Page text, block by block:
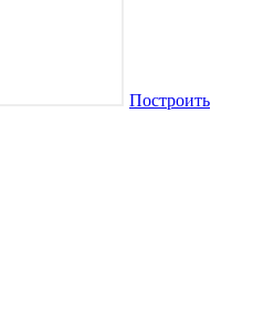
Построить